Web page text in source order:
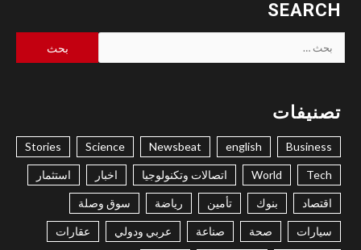
SEARCH
البحث
عن:
تصنيفات
Business
english
Newsbeat
Science
Stories
Tech
World اتصالات وتكنولوجيا اخبار استثمار
اقتصاد بنوك تأمين رياضة سوق وصلة
سيارات صحة صناعة عربي ودولي عقارات